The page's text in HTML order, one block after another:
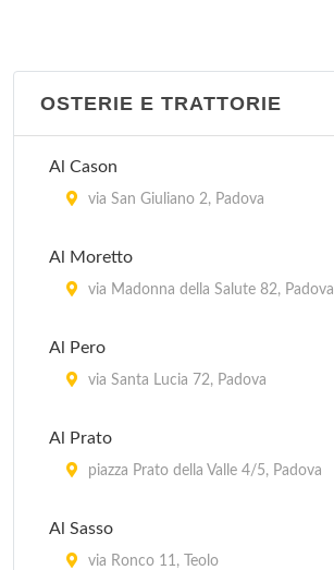
OSTERIE E TRATTORIE
Al Cason
via San Giuliano 2, Padova
Al Moretto
via Madonna della Salute 82, Padova
Al Pero
via Santa Lucia 72, Padova
Al Prato
piazza Prato della Valle 4/5, Padova
Al Sasso
via Ronco 11, Teolo